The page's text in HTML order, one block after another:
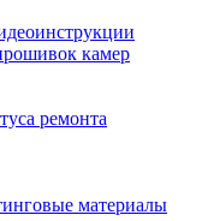
камер
ремонта
материалы